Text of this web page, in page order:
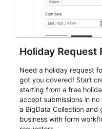
Holiday Request
Need a holiday request
got you covered! Start
starting from a free
accept submissions in
a BigData Collection and
business with form